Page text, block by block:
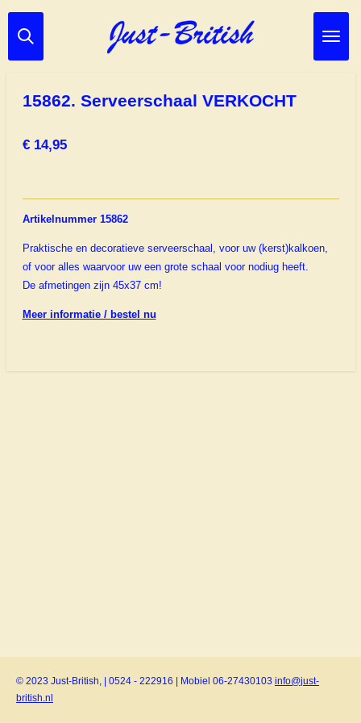
Ga
direct
15862. Serveerschaal VERKOCHT
€ 14,95
Artikelnummer 15862
Praktische en decoratieve serveerschaal, voor uw (kerst)kalkoen,
of voor alles waarvoor uw een grote schaal voor nodiug heeft.
De afmetingen zijn 45x37 cm!
Meer informatie / bestel nu
© 2023 Just-British, | 0524 - 222916 | Mobiel 06-27430103 info@just-
british.nl